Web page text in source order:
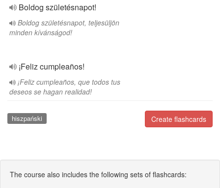
Boldog születésnapot!
Boldog születésnapot, teljesüljön
minden kívánságod!
¡Feliz cumpleaños!
¡Feliz cumpleaños, que todos tus
deseos se hagan realidad!
Create flashcards
hiszpański
The course also includes the following sets of flashcards: